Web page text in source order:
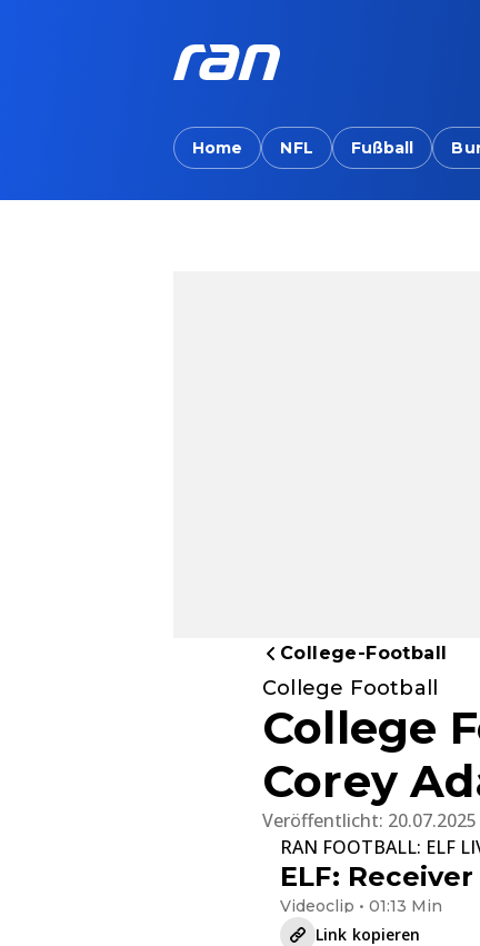
Home NFL Fußball
College-Football
College Football
College
Corey
Veröffentlicht:
RAN FOOTBALL: ELF
ELF:
Videoclip • 01:13 Min
Link kopieren